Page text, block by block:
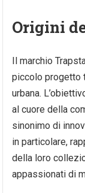
Origini
Il marchio
piccolo progetto
urbana.
al cuore della
sinonimo di
in particolare,
della loro
appassionati di